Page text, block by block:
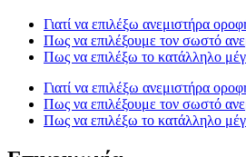
Γιατί να επιλέξω ανεμιστήρα
Πως να επιλέξουμε τον σωστό
Πως να επιλέξω το κατάλληλο
Γιατί να επιλέξω ανεμιστήρα
Πως να επιλέξουμε τον σωστό
Πως να επιλέξω το κατάλληλο